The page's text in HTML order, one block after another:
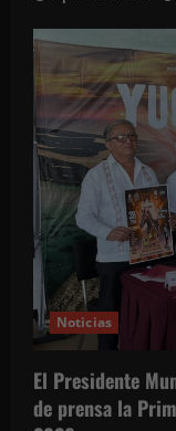
a
d
a
s
Noticias
El Presidente
de prensa la